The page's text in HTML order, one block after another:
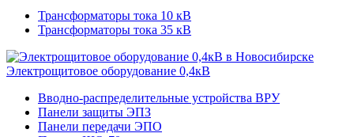
Трансформаторы тока 10 кВ
Трансформаторы тока 35 кВ
Электрощитовое оборудование 0,4кВ
Вводно-распределительные устройства ВРУ
Панели защиты ЭПЗ
Панели передачи ЭПО